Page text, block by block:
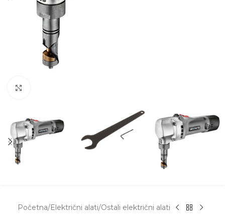
Početna/Električni alati/Ostali električni alati